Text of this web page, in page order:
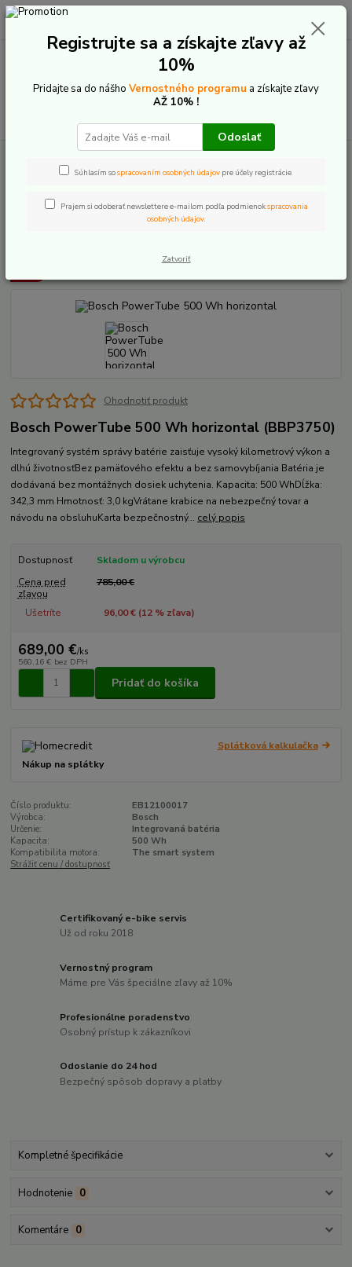
+421 907 20 22 33
0,00 €
Powertube 500/625/750 integrované batérie
Bosch PowerTube 500 Wh
Bosch PowerTube 500 Wh
Ohodnotiť produkt
Bosch PowerTube 500 Wh horizontal (BBP3750)
Integrovaný systém správy batérie zaisťuje vysoký kilometrový výkon a
dlhú životnosťBez pamäťového efektu a bez samovybíjania Batéria je
dodávaná bez montážnych dosiek uchytenia. Kapacita: 500 WhDĺžka:
342,3 mm Hmotnosť: 3,0 kgVrátane krabice na nebezpečný tovar a
návodu na obsluhuKarta bezpečnostný... celý popis
Dostupnosť
Skladom u výrobcu
Cena pred
zľavou
785,00 €
Ušetríte 96,00 € (12% zľava)
689,00 €/ks
560,16 € bez DPH
Pridať do košíka
Splátková kalkulačka
Nákup na splátky
Číslo produktu:
EB12100017
Výrobca:
Bosch
Určenie:
Integrovaná batéria
Kapacita:
500 Wh
Kompatibilita motora:
The smart system
Strážiť cenu / dostupnosť
Certifikovaný e-bike servis
Už od roku 2018
Vernostný program
Máme pre Vás špeciálne zľavy až 10%
Profesionálne poradenstvo
Osobný prístup k zákazníkovi
Odoslanie do 24 hod
Bezpečný spôsob dopravy a platby
Kompletné špecifikácie
Hodnotenie 0
Komentáre 0
Registrujte sa a získajte zľavy až
10%
Pridajte sa do nášho Vernostného programu a získajte zľavy
AŽ 10% !
Odoslať
Súhlasím sospracovaním osobných údajov pre účely registrácie.
Prajem si odoberať newslettere e-mailom podľa podmienokspracovania
osobných údajov.
Zatvoriť